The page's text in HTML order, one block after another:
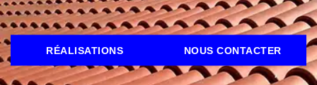
RÉALISATIONS NOUS CONTACTER